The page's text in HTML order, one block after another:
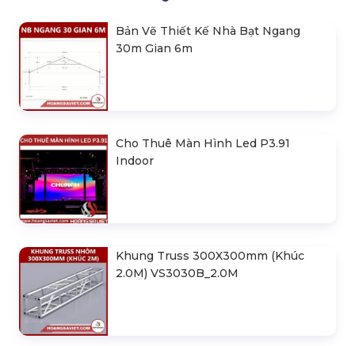
Bản Vẽ Thiết Kế Nhà Bạt Ngang
30m Gian 6m
Cho Thuê Màn Hình Led P3.91
Indoor
Khung Truss 300X300mm (Khúc
2.0M) VS3030B_2.0M